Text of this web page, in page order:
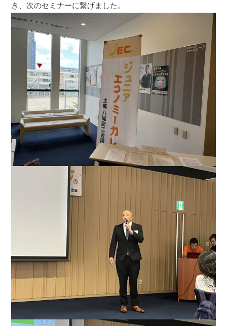
き、次のセミナーに繋げました。